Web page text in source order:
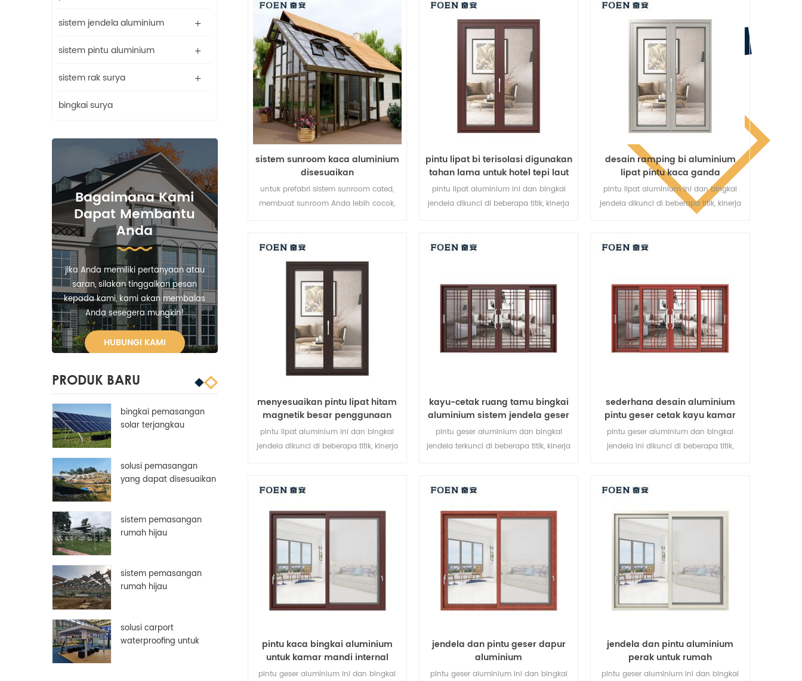
sistem jendela aluminium
sistem pintu aluminium
sistem rak surya
bingkai surya
Bagaimana Kami
Dapat Membantu
Anda
jika Anda memiliki pertanyaan atau
saran, silakan tinggalkan pesan
kepada kami, kami akan membalas
Anda sesegera mungkin!
HUBUNGI KAMI
PRODUK BARU
bingkai pemasangan
solar terjangkau
solusi pemasangan
yang dapat disesuaikan
sistem pemasangan
rumah hijau
sistem pemasangan
rumah hijau
solusi carport
waterproofing untuk
sistem sunroom kaca aluminium
disesuaikan
untuk prefabri sistem sunroom cated,
membuat sunroom Anda lebih cocok,
pintu lipat bi terisolasi digunakan
tahan lama untuk hotel tepi laut
pintu lipat aluminium ini dan bingkai
jendela dikunci di beberapa titik, kinerja
pintu untuk memenuhi berbagai
desain ramping bi aluminium
lipat pintu kaca ganda
pintu lipat aluminium ini dan bingkai
jendela dikunci di beberapa titik, kinerja
pintu untuk memenuhi berbagai
menyesuaikan pintu lipat hitam
magnetik besar penggunaan
tahan lama
pintu lipat aluminium ini dan bingkai
jendela dikunci di beberapa titik, kinerja
pintu untuk memenuhi berbagai
kayu-cetak ruang tamu bingkai
aluminium sistem jendela geser
pintu geser aluminium dan bingkai
jendela terkunci di beberapa titik, kinerja
pintu untuk memenuhi berbagai
sederhana desain aluminium
pintu geser cetak kayu kamar
tidur
pintu geser aluminium dan bingkai
jendela ini dikunci di beberapa titik,
pintu untuk memenuhi berbagai
pintu kaca bingkai aluminium
untuk kamar mandi internal
pintu geser aluminium ini dan bingkai
jendela dan pintu geser dapur
aluminium
pintu geser aluminium ini dan bingkai
jendela dan pintu aluminium
perak untuk rumah
pintu geser aluminium ini dan bingkai